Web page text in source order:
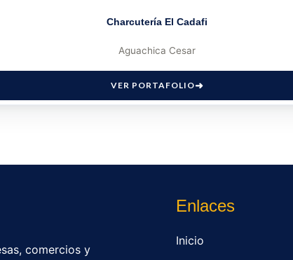
Charcutería El Cadafi
Aguachica Cesar
VER PORTAFOLIO
comercios y
Enlaces
Inicio